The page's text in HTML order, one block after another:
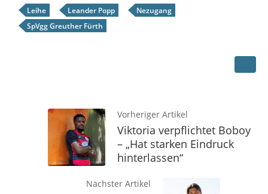
Leihe Leander Popp
Nezugang
SpVgg Greuther Fürth
Vorheriger Artikel
Viktoria verpflichtet Boboy
– „Hat starken Eindruck
hinterlassen“
Nächster Artikel